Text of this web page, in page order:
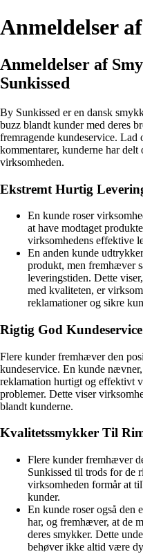
Anmeldelser
Anmeldelser af
Sunkissed
By Sunkissed er en dansk
buzz blandt kunder med deres
fremragende kundeservice. Lad
kommentarer, kunderne har delt
virksomheden.
Ekstremt Hurtig
En kunde roser
at have modtaget
virksomhedens effektive
En anden kunde
produkt, men fremhæver
leveringstiden. Dette
med kvaliteten, er
reklamationer og sikre
Rigtig God
Flere kunder fremhæver den
kundeservice. En kunde
reklamation hurtigt og effektivt
problemer. Dette viser
blandt kunderne.
Kvalitetssmykker Til
Flere kunder fremhæver
Sunkissed til trods for de
virksomheden formår at
kunder.
En kunde roser også den
har, og fremhæver, at de
deres smykker. Dette
behøver ikke altid være